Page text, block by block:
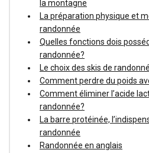
la montagne
La préparation physique et
randonnée
Quelles fonctions dois
randonnée?
Le choix des skis de
Comment perdre du poids
Comment éliminer l’acide
randonnée?
La barre protéinée,
randonnée
Randonnée en anglais